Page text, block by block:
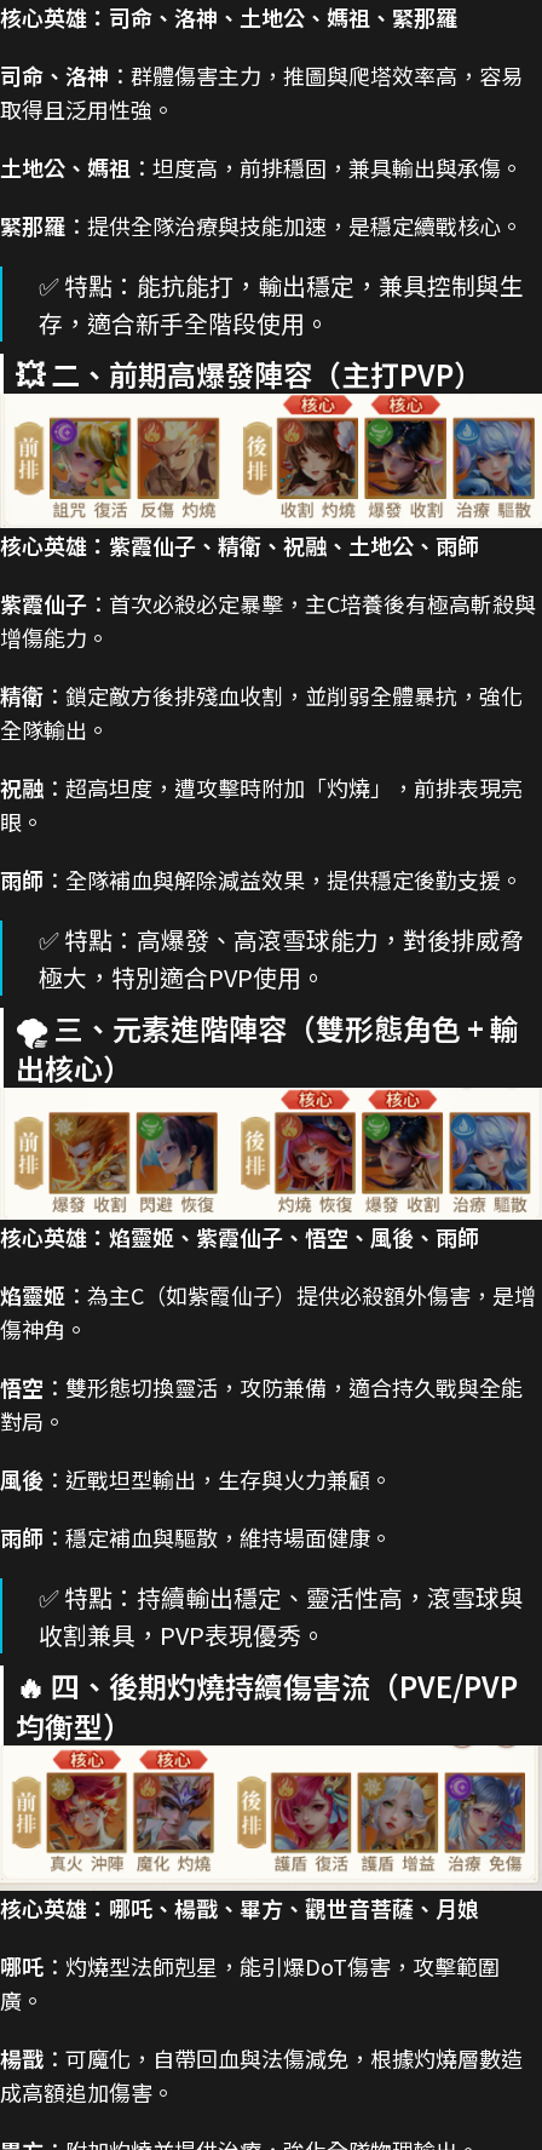
核心英雄：司命、洛神、土地公、媽祖、緊那羅
司命、洛神 ：群體傷害主力，推圖與爬塔效率高，容易
取得且泛用性強。
土地公、媽祖 ：坦度高，前排穩固，兼具輸出與承傷。
緊那羅 ：提供全隊治療與技能加速，是穩定續戰核心。
✅ 特點：能抗能打，輸出穩定，兼具控制與生
存，適合新手全階段使用。
💥 二、前期高爆發陣容（主打PVP）
核心英雄：紫霞仙子、精衛、祝融、土地公、雨師
紫霞仙子 ：首次必殺必定暴擊，主C培養後有極高斬殺與
增傷能力。
精衛 ：鎖定敵方後排殘血收割，並削弱全體暴抗，強化
全隊輸出。
祝融 ：超高坦度，遭攻擊時附加「灼燒」，前排表現亮
眼。
雨師 ：全隊補血與解除減益效果，提供穩定後勤支援。
✅ 特點：高爆發、高滾雪球能力，對後排威脅
極大，特別適合PVP使用。
🌪️ 三、元素進階陣容（雙形態角色 + 輸
出核心）
核心英雄：焰靈姬、紫霞仙子、悟空、風後、雨師
焰靈姬 ：為主C（如紫霞仙子）提供必殺額外傷害，是增
傷神角。
悟空 ：雙形態切換靈活，攻防兼備，適合持久戰與全能
對局。
風後 ：近戰坦型輸出，生存與火力兼顧。
雨師 ：穩定補血與驅散，維持場面健康。
✅ 特點：持續輸出穩定、靈活性高，滾雪球與
收割兼具，PVP表現優秀。
🔥 四、後期灼燒持續傷害流（PVE/PVP
均衡型）
核心英雄：哪吒、楊戬、畢方、觀世音菩薩、月娘
哪吒 ：灼燒型法師剋星，能引爆DoT傷害，攻擊範圍
廣。
楊戬 ：可魔化，自帶回血與法傷減免，根據灼燒層數造
成高額追加傷害。